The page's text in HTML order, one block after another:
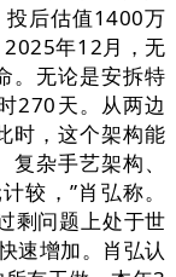
后估值1400万
年12月，无
。无论是安拆特
270天。从两边
时，这个架构能
杂手艺架构、
较，”肖弘称。
剩问题上处于世
速增加。肖弘认